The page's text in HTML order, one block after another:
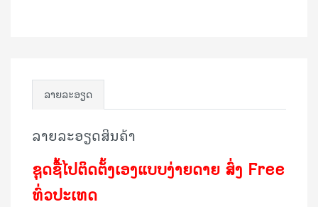
ລາຍລະອຽດ
ລາຍລະອຽດສິນຄ້າ
ຊຸດຊື້ໄປຕິດຕັ້ງເອງແບບງ່າຍດາຍ ສົ່ງ Free
ທົ່ວປະເທດ